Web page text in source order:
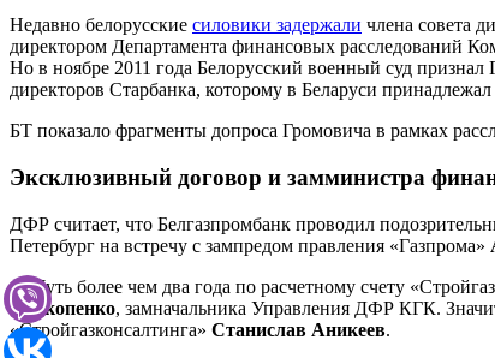
Недавно белорусские силовики задержали члена совета
директором Департамента финансовых расследований
Но в ноябре 2011 года Белорусский военный суд
директоров Старбанка, которому в Беларуси
БТ показало фрагменты допроса Громовича в рамках
Эксклюзивный договор и замминистра
ДФР считает, что Белгазпромбанк проводил
Петербург на встречу с зампредом правления «Газпрома»
— Чуть более чем два года по расчетному счету
Прокопенко, замначальника Управления ДФР КГК.
«Стройгазконсалтинга» Станислав Аникеев.